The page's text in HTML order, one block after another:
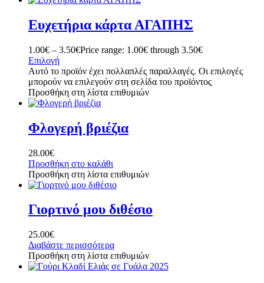
Ευχετήρια κάρτα ΑΓΑΠΗΣ
1.00€ – 3.50€Price range: 1.00€ through 3.50€
Επιλογή
Αυτό το προϊόν έχει πολλαπλές παραλλαγές. Οι επιλογές
μπορούν να επιλεγούν στη σελίδα του προϊόντος
Προσθήκη στη λίστα επιθυμιών
Φλογερή βριέζια
28.00€
Προσθήκη στο καλάθι
Προσθήκη στη λίστα επιθυμιών
Γιορτινό μου διθέσιο
25.00€
Διαβάστε περισσότερα
Προσθήκη στη λίστα επιθυμιών